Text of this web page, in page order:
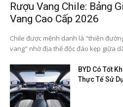
Rượu Vang Chile: Bảng
Vang Cao Cấp 2026
Chile được mệnh danh là "thiên
vang" nhờ địa thế độc đáo kẹp giữa
BYD Có Tốt
Thực Tế Sử